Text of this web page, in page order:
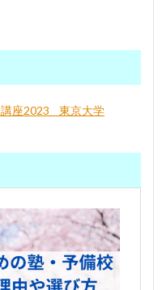
座2023 _ 東京大学